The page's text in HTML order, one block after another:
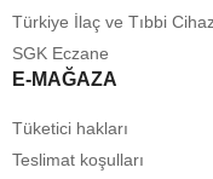
Türkiye İlaç ve Tıbbi
SGK Eczane
E-MAĞAZA
Tüketici hakları
Teslimat koşulları